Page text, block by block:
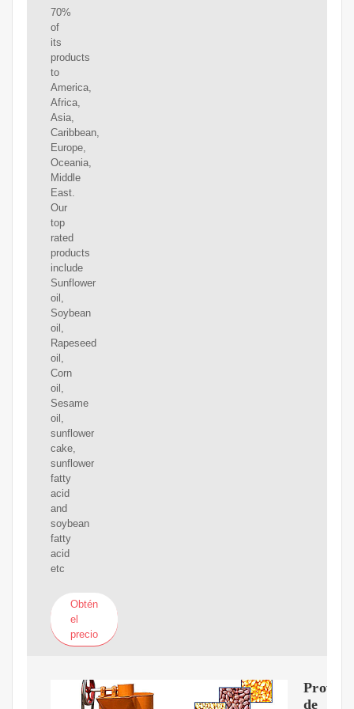
70%
of
its
products
to
America,
Africa,
Asia,
Caribbean,
Europe,
Oceania,
Middle
East.
Our
top
rated
products
include
Sunflower
oil,
Soybean
oil,
Rapeseed
oil,
Corn
oil,
Sesame
oil,
sunflower
cake,
sunflower
fatty
acid
and
soybean
fatty
acid
etc
Obtén
el
precio
de